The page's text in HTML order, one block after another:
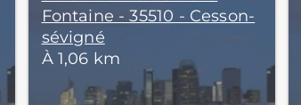
Fontaine - 35510 - Cesson-
sévigné
À 1,06 km